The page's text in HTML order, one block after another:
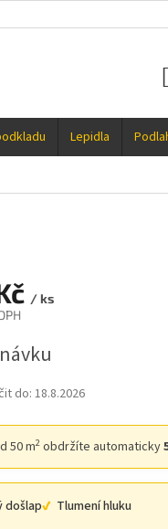
Lepidla
/ ks
do: 18.8.2026
50 m2obdržíte automaticky
došlap Tlumení hluku